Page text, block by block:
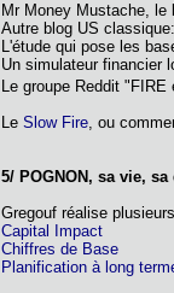
Mr Money Mustache,
Autre blog US
L'étude qui pose les
Un simulateur
Le groupe Reddit
LeSlow Fire, ou
5/ POGNON, sa vie,
Gregouf réalise
Capital Impact
Chiffres de Base
Planification à long